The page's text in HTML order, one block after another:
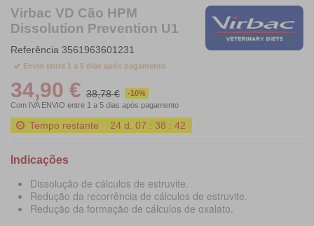
Virbac VD Cão HPM
Dissolution Prevention U1
Referência 3561963601231
Envio entre 1 a 5 dias após pagamento
34,90 € 38,78 €
-10%
Com IVA ENVIO entre 1 a 5 dias após pagamento
Tempo restante 24 d. 07 : 38 :40
Indicações
Dissolução de cálculos de estruvite.
Redução da recorrência de cálculos de estruvite.
Redução da formação de cálculos de oxalato.